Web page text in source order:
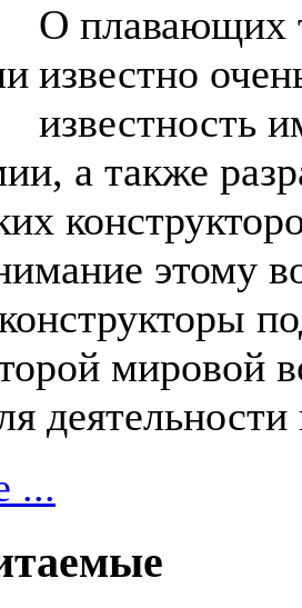
О плавающих
известно
известность
а также
этому
мировой
...